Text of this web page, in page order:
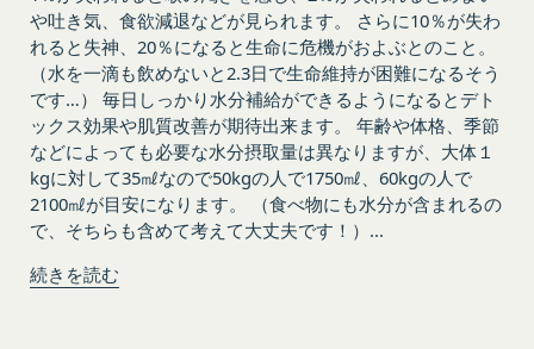
や吐き気、食欲減退などが見られます。 さらに10％が失わ
れると失神、20％になると生命に危機がおよぶとのこと。
（水を一滴も飲めないと2.3日で生命維持が困難になるそう
です…） 毎日しっかり水分補給ができるようになるとデト
ックス効果や肌質改善が期待出来ます。 年齢や体格、季節
などによっても必要な水分摂取量は異なりますが、大体１
kgに対して35㎖なので50kgの人で1750㎖、60kgの人で
2100㎖が目安になります。 （食べ物にも水分が含まれるの
で、そちらも含めて考えて大丈夫です！）...
続きを読む
行うサービスを提供する第三者、または、当社のマ
ーケティングのサポートを行う第三者に対して、お
客様情報を提供することがあります。
外部サービスとの連携のための共有
当社は、Facebook、Googleアカウント、Twitter
その他の外部サービスとの連携または外部サービス
を利用した認証にあたり、当該外部サービス運営会
社にお客様情報を提供することがあります。
法律上の理由
第4条（会員登録）
会員登録手続きは、本サービスの会員登録ページか
ら当社の指定する方法に従い、会員登録を希望する
本人が行うものとします。当社に対して会員登録の
申し込みが行われた場合には、登録手続きにおいて
氏名等を入力された本人が当該申し込みを行ったも
のとみなします。
当社は、会員登録を申請した者が以下の各号のいず
れかの事由に該当する場合は、登録を拒否すること
があります。